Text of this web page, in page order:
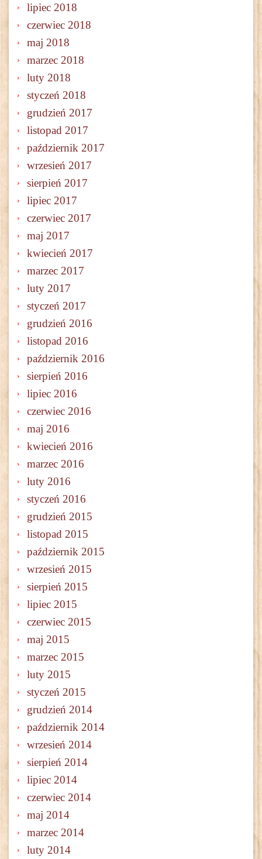
lipiec 2018
czerwiec 2018
maj 2018
marzec 2018
luty 2018
styczeń 2018
grudzień 2017
listopad 2017
październik 2017
wrzesień 2017
sierpień 2017
lipiec 2017
czerwiec 2017
maj 2017
kwiecień 2017
marzec 2017
luty 2017
styczeń 2017
grudzień 2016
listopad 2016
październik 2016
sierpień 2016
lipiec 2016
czerwiec 2016
maj 2016
kwiecień 2016
marzec 2016
luty 2016
styczeń 2016
grudzień 2015
listopad 2015
październik 2015
wrzesień 2015
sierpień 2015
lipiec 2015
czerwiec 2015
maj 2015
marzec 2015
luty 2015
styczeń 2015
grudzień 2014
październik 2014
wrzesień 2014
sierpień 2014
lipiec 2014
czerwiec 2014
maj 2014
marzec 2014
luty 2014